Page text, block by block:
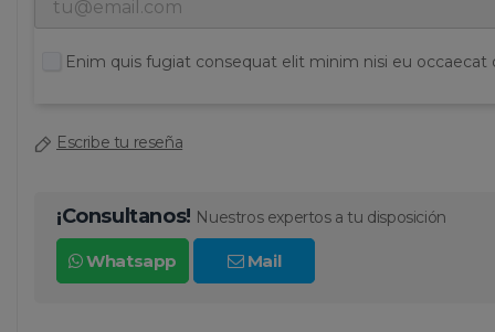
Enim quis fugiat consequat elit minim nisi eu
Escribe tu reseña
¡Consultanos! Nuestros expertos a tu disposición
Whatsapp Mail